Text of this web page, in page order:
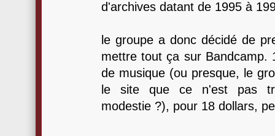
d'archives datant de 1995 à
le groupe a donc décidé de
mettre tout ça sur Bandcamp.
de musique (ou presque, le
le site que ce n'est pas
modestie ?), pour 18 dollars,